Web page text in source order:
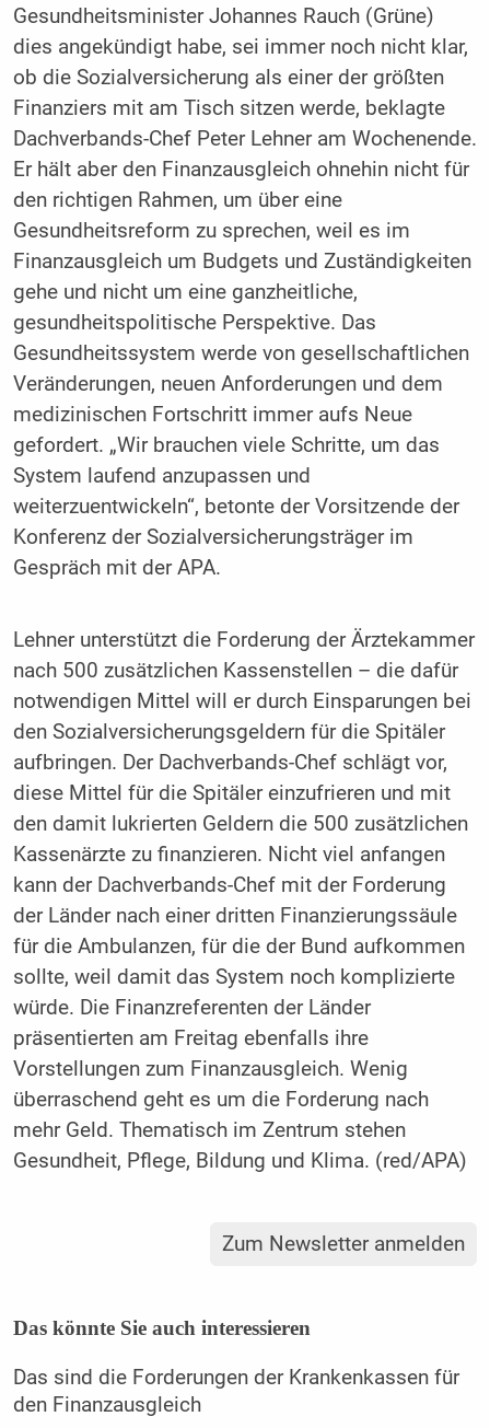
Gesundheitsminister Johannes Rauch (Grüne)
dies angekündigt habe, sei immer noch nicht klar,
ob die Sozialversicherung als einer der größten
Finanziers mit am Tisch sitzen werde, beklagte
Dachverbands-Chef Peter Lehner am Wochenende.
Er hält aber den Finanzausgleich ohnehin nicht für
den richtigen Rahmen, um über eine
Gesundheitsreform zu sprechen, weil es im
Finanzausgleich um Budgets und Zuständigkeiten
gehe und nicht um eine ganzheitliche,
gesundheitspolitische Perspektive. Das
Gesundheitssystem werde von gesellschaftlichen
Veränderungen, neuen Anforderungen und dem
medizinischen Fortschritt immer aufs Neue
gefordert. „Wir brauchen viele Schritte, um das
System laufend anzupassen und
weiterzuentwickeln“, betonte der Vorsitzende der
Konferenz der Sozialversicherungsträger im
Gespräch mit der APA.
Lehner unterstützt die Forderung der Ärztekammer
nach 500 zusätzlichen Kassenstellen – die dafür
notwendigen Mittel will er durch Einsparungen bei
den Sozialversicherungsgeldern für die Spitäler
aufbringen. Der Dachverbands-Chef schlägt vor,
diese Mittel für die Spitäler einzufrieren und mit
den damit lukrierten Geldern die 500 zusätzlichen
Kassenärzte zu finanzieren. Nicht viel anfangen
kann der Dachverbands-Chef mit der Forderung
der Länder nach einer dritten Finanzierungssäule
für die Ambulanzen, für die der Bund aufkommen
sollte, weil damit das System noch komplizierte
würde. Die Finanzreferenten der Länder
präsentierten am Freitag ebenfalls ihre
Vorstellungen zum Finanzausgleich. Wenig
überraschend geht es um die Forderung nach
mehr Geld. Thematisch im Zentrum stehen
Gesundheit, Pflege, Bildung und Klima. (red/APA)
Zum Newsletter anmelden
Das könnte Sie auch interessieren
Das sind die Forderungen der Krankenkassen für
den Finanzausgleich